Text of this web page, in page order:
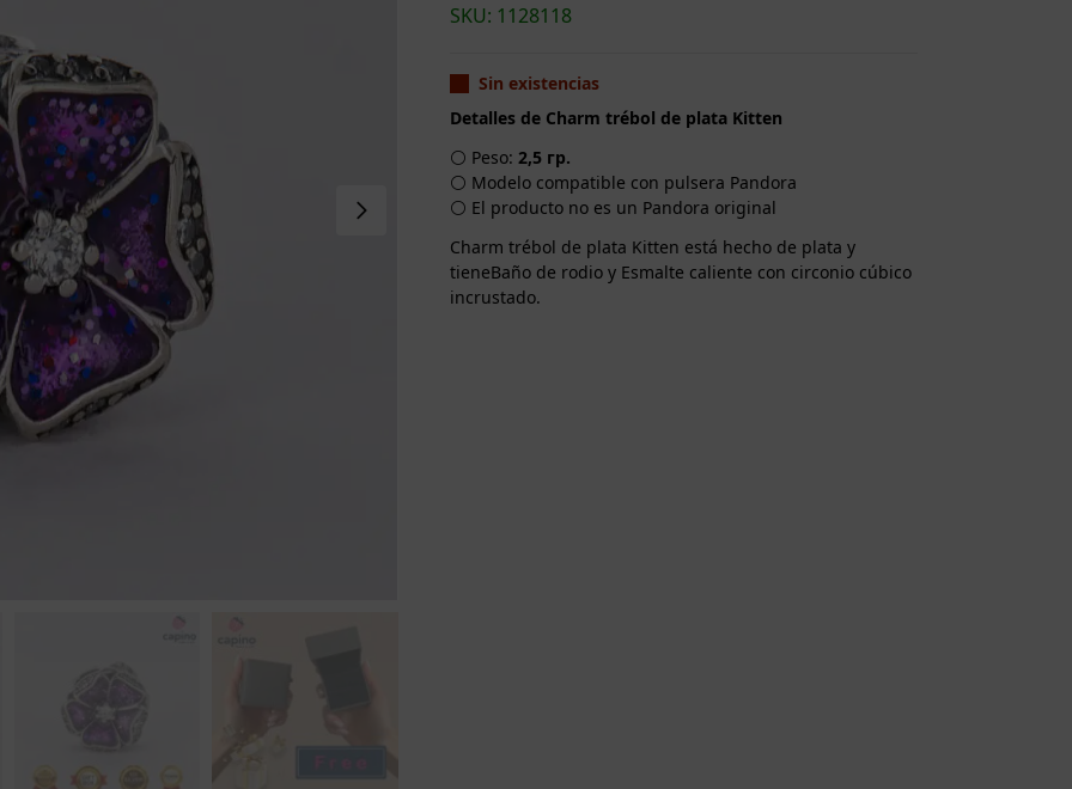
SKU: 1128118
Sin existencias
Detalles de Charm trébol de plata Kitten
⚪ Peso: 2,5 гр.
⚪ Modelo compatible con pulsera Pandora
⚪ El producto no es un Pandora original
Charm trébol de plata Kitten está hecho de plata y
tieneBaño de rodio y Esmalte caliente con circonio cúbico
incrustado.